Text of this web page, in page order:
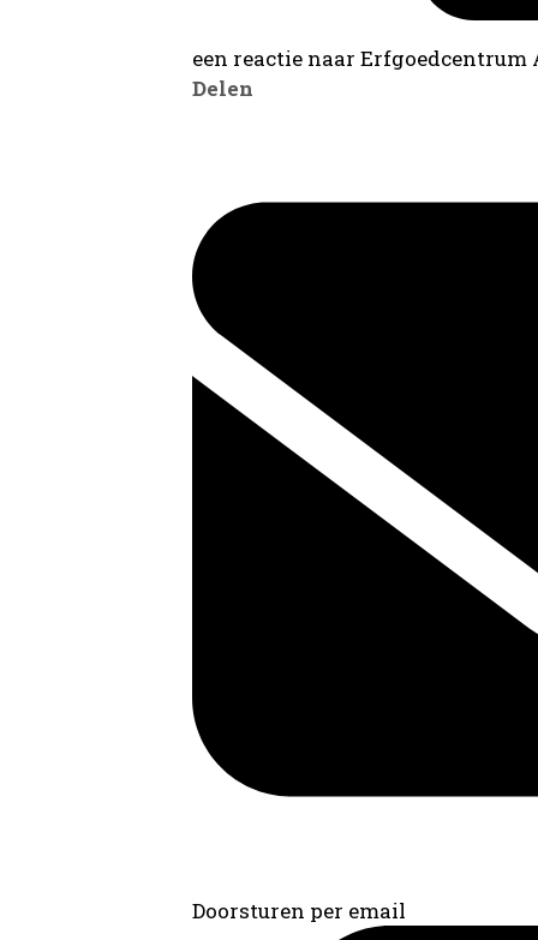
een reactie naar
Delen
Doorsturen per email